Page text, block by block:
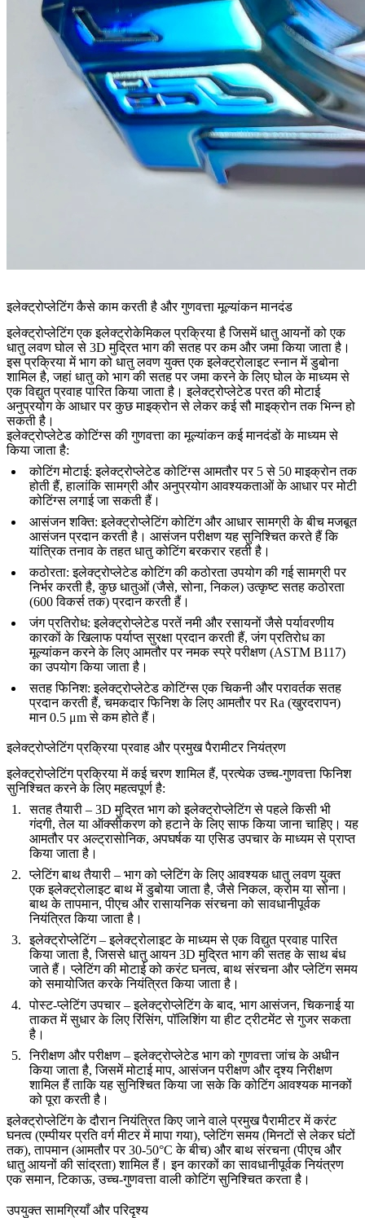
इलेक्ट्रोप्लेटिंग कैसे काम करती है और गुणवत्ता मूल्यांकन मानदंड
इलेक्ट्रोप्लेटिंग एक इलेक्ट्रोकेमिकल प्रक्रिया है जिसमें धातु आयनों को एक
धातु लवण घोल से 3D मुद्रित भाग की सतह पर कम और जमा किया जाता है।
इस प्रक्रिया में भाग को धातु लवण युक्त एक इलेक्ट्रोलाइट स्नान में डुबोना
शामिल है, जहां धातु को भाग की सतह पर जमा करने के लिए घोल के माध्यम से
एक विद्युत प्रवाह पारित किया जाता है। इलेक्ट्रोप्लेटेड परत की मोटाई
अनुप्रयोग के आधार पर कुछ माइक्रोन से लेकर कई सौ माइक्रोन तक भिन्न हो
सकती है।
इलेक्ट्रोप्लेटेड कोटिंग्स की गुणवत्ता का मूल्यांकन कई मानदंडों के माध्यम से
किया जाता है:
कोटिंग मोटाई: इलेक्ट्रोप्लेटेड कोटिंग्स आमतौर पर 5 से 50 माइक्रोन तक
होती हैं, हालांकि सामग्री और अनुप्रयोग आवश्यकताओं के आधार पर मोटी
कोटिंग्स लगाई जा सकती हैं।
आसंजन शक्ति: इलेक्ट्रोप्लेटिंग कोटिंग और आधार सामग्री के बीच मजबूत
आसंजन प्रदान करती है। आसंजन परीक्षण यह सुनिश्चित करते हैं कि
यांत्रिक तनाव के तहत धातु कोटिंग बरकरार रहती है।
कठोरता: इलेक्ट्रोप्लेटेड कोटिंग की कठोरता उपयोग की गई सामग्री पर
निर्भर करती है, कुछ धातुओं (जैसे, सोना, निकल) उत्कृष्ट सतह कठोरता
(600 विकर्स तक) प्रदान करती हैं।
जंग प्रतिरोध: इलेक्ट्रोप्लेटेड परतें नमी और रसायनों जैसे पर्यावरणीय
कारकों के खिलाफ पर्याप्त सुरक्षा प्रदान करती हैं, जंग प्रतिरोध का
मूल्यांकन करने के लिए आमतौर पर नमक स्प्रे परीक्षण (ASTM B117)
का उपयोग किया जाता है।
सतह फिनिश: इलेक्ट्रोप्लेटेड कोटिंग्स एक चिकनी और परावर्तक सतह
प्रदान करती हैं, चमकदार फिनिश के लिए आमतौर पर Ra (खुरदरापन)
मान 0.5 μm से कम होते हैं।
इलेक्ट्रोप्लेटिंग प्रक्रिया प्रवाह और प्रमुख पैरामीटर नियंत्रण
इलेक्ट्रोप्लेटिंग प्रक्रिया में कई चरण शामिल हैं, प्रत्येक उच्च-गुणवत्ता फिनिश
सुनिश्चित करने के लिए महत्वपूर्ण है:
सतह तैयारी – 3D मुद्रित भाग को इलेक्ट्रोप्लेटिंग से पहले किसी भी
गंदगी, तेल या ऑक्सीकरण को हटाने के लिए साफ किया जाना चाहिए। यह
आमतौर पर अल्ट्रासोनिक, अपघर्षक या एसिड उपचार के माध्यम से प्राप्त
किया जाता है।
प्लेटिंग बाथ तैयारी – भाग को प्लेटिंग के लिए आवश्यक धातु लवण युक्त
एक इलेक्ट्रोलाइट बाथ में डुबोया जाता है, जैसे निकल, क्रोम या सोना।
बाथ के तापमान, पीएच और रासायनिक संरचना को सावधानीपूर्वक
नियंत्रित किया जाता है।
इलेक्ट्रोप्लेटिंग– इलेक्ट्रोलाइट के माध्यम से एक विद्युत प्रवाह पारित
किया जाता है, जिससे धातु आयन 3D मुद्रित भाग की सतह के साथ बंध
जाते हैं। प्लेटिंग की मोटाई को करंट घनत्व, बाथ संरचना और प्लेटिंग समय
को समायोजित करके नियंत्रित किया जाता है।
पोस्ट-प्लेटिंग उपचार– इलेक्ट्रोप्लेटिंग के बाद, भाग आसंजन, चिकनाई या
ताकत में सुधार के लिए रिंसिंग, पॉलिशिंग या हीट ट्रीटमेंट से गुजर सकता
है।
निरीक्षण और परीक्षण – इलेक्ट्रोप्लेटेड भाग को गुणवत्ता जांच के अधीन
किया जाता है, जिसमें मोटाई माप, आसंजन परीक्षण और दृश्य निरीक्षण
शामिल हैं ताकि यह सुनिश्चित किया जा सके कि कोटिंग आवश्यक मानकों
को पूरा करती है।
इलेक्ट्रोप्लेटिंग के दौरान नियंत्रित किए जाने वाले प्रमुख पैरामीटर में करंट
घनत्व (एम्पीयर प्रति वर्ग मीटर में मापा गया), प्लेटिंग समय (मिनटों से लेकर घंटों
तक), तापमान (आमतौर पर 30-50°C के बीच) और बाथ संरचना (पीएच और
धातु आयनों की सांद्रता) शामिल हैं। इन कारकों का सावधानीपूर्वक नियंत्रण
एक समान, टिकाऊ, उच्च-गुणवत्ता वाली कोटिंग सुनिश्चित करता है।
उपयुक्त सामग्रियाँ और परिदृश्य